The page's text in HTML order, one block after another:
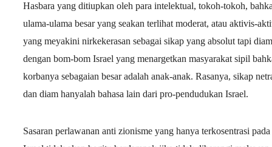
Hasbara yang ditiupkan oleh para intelektual, tokoh-tokoh,
ulama-ulama besar yang seakan terlihat moderat, atau aktivis-
yang meyakini nirkekerasan sebagai sikap yang absolut tapi diam
dengan bom-bom Israel yang menargetkan masyarakat sipil
korbanya sebagaian besar adalah anak-anak. Rasanya, sikap
dan diam hanyalah bahasa lain dari pro-pendudukan Israel.
Sasaran perlawanan anti zionisme yang hanya terkosentrasi pada